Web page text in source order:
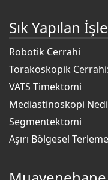
Sık Yapılan
Robotik Cerrahi
Torakoskopik
VATS Timektomi
Mediastinoskopi
Segmentektomi
Aşırı Bölgesel